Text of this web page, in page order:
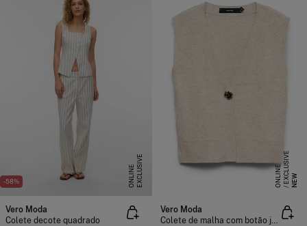
-58% E
X
C
L
U
SI
V
E
O
N
L
I
N
E
Vero Moda
Colete decote quadrado
NEW
E
X
C
L
US
I
V
E
O
N
L
I
N
E
Vero Moda
Colete de malha com botão joia